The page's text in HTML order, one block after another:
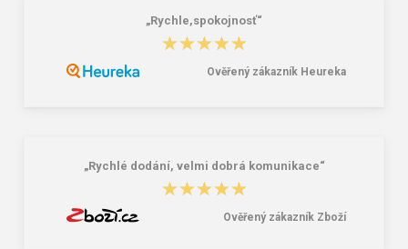
„Rychle,spokojnosť“
★★★★★
★★★★★
Ověřený zákazník Heureka
„Rychlé dodání, velmi dobrá komunikace“
★★★★★
★★★★★
Ověřený zákazník Zboží